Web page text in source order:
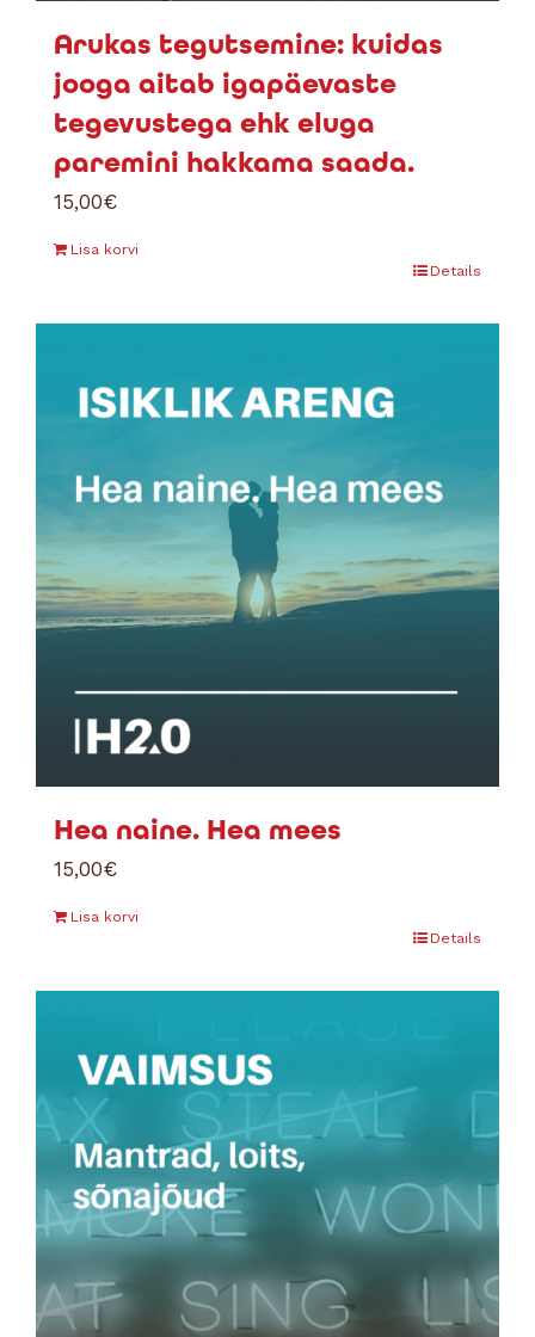
Arukas tegutsemine: kuidas
jooga aitab igapäevaste
tegevustega ehk eluga
paremini hakkama saada.
15,00€
Lisa korvi
Details
Hea naine. Hea mees
15,00€
Lisa korvi
Details